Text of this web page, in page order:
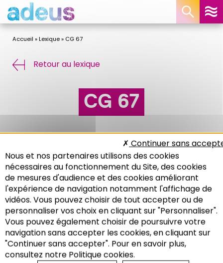
Recherche
Accueil »Lexique» CG 67
Retour au lexique
CG 67
http://www.bas-rhin.fr
Panneau de gestion des cookies
Nous et nos partenaires utilisons des cookies
nécessaires au fonctionnement du Site, des cookies
de mesures d'audience et des cookies améliorant
l'expérience de navigation notamment l'affichage de
vidéos. Vous pouvez choisir de tout accepter ou de
personnaliser vos choix en cliquant sur "Personnaliser".
Vous pouvez également choisir de poursuivre votre
navigation sans accepter les cookies, en cliquant sur
"Continuer sans accepter". Pour en savoir plus,
consultez notre Politique cookies.
Continuer sans